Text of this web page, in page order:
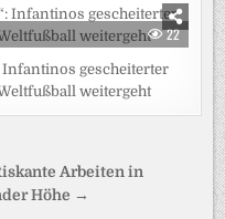
22
Infantinos gescheiterter
weitergeht
Arbeiten in
Höhe →